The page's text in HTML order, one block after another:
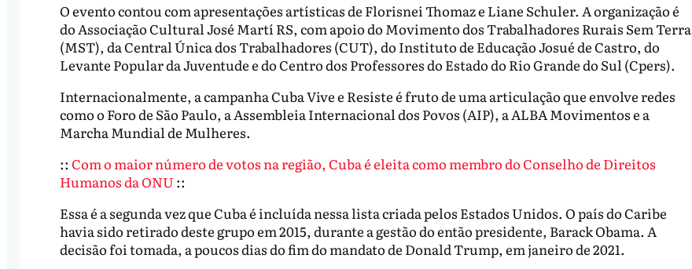
O evento contou com apresentações artísticas de Florisnei Thomaz e Liane Schuler. A organização é
do Associação Cultural José Martí RS, com apoio do Movimento dos Trabalhadores Rurais Sem Terra
(MST), da Central Única dos Trabalhadores (CUT), do Instituto de Educação Josué de Castro, do
Levante Popular da Juventude e do Centro dos Professores do Estado do Rio Grande do Sul (Cpers).
Internacionalmente, a campanha Cuba Vive e Resiste é fruto de uma articulação que envolve redes
como o Foro de São Paulo, a Assembleia Internacional dos Povos (AIP), a ALBA Movimentos e a
Marcha Mundial de Mulheres.
:: Com o maior número de votos na região, Cuba é eleita como membro do Conselho de Direitos
Humanos da ONU ::
Essa é a segunda vez que Cuba é incluída nessa lista criada pelos Estados Unidos. O país do Caribe
havia sido retirado deste grupo em 2015, durante a gestão do então presidente, Barack Obama. A
decisão foi tomada, a poucos dias do fim do mandato de Donald Trump, em janeiro de 2021.